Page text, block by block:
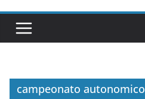
campeonato autonomico